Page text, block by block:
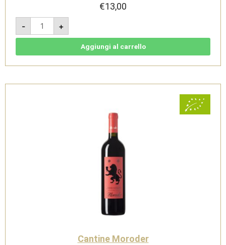
€13,00
-
Brut
rosé
2024-
Spumante
quantità
+
Aggiungi al carrello
Cantine Moroder